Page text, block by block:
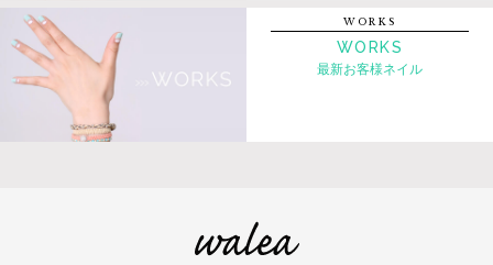
WORKS
WORKS
最新お客様ネイル